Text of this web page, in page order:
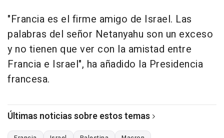
"Francia es el firme amigo de Israel. Las
palabras del señor Netanyahu son un exceso
y no tienen que ver con la amistad entre
Francia e Israel", ha añadido la Presidencia
francesa.
Últimas noticias sobre estos temas